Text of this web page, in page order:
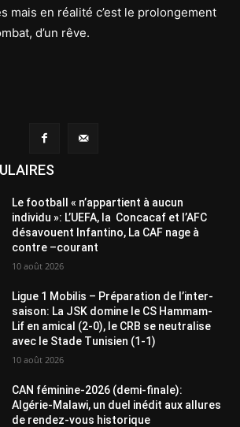
mais en réalité c’est le prolongement
d’un rêve.
Le football « n’appartient à aucun
individu »: L’UEFA, la Concacaf et l’AFC
désavouent Infantino, La CAF nage à
contre –courant
10 août 2026
Ligue 1 Mobilis – Préparation de l’inter-
saison: La JSK domine le CS Hammam-
Lif en amical (2-0), le CRB se neutralise
avec le Stade Tunisien (1-1)
10 août 2026
CAN féminine-2026 (demi-finale):
Algérie-Malawi, un duel inédit aux allures
de rendez-vous historique